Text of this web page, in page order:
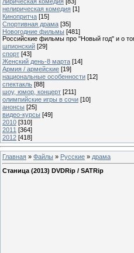
нелирическая комедия [1]
Кинопритча [15]
Спортивная драма [35]
Новогодние фильмы [481]
Российские фильмы про "Новый год" и о
шпионский [29]
спорт [43]
Женский день-8 марта [14]
Армия / армейские [19]
национальные особенности [12]
спектакль [88]
шоу, юмор, концерт [211]
олимпийские игры в сочи [10]
анонсы [25]
видео-курсы [49]
2010 [310]
2011 [364]
2012 [418]
Главная » Файлы » Русские » драма
Станица (2013) DVDRip / SATRip